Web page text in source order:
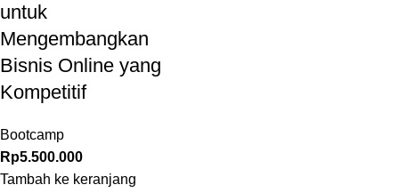
untuk
Mengembangkan
Bisnis Online yang
Kompetitif
Bootcamp
Rp5.500.000
Tambah ke keranjang